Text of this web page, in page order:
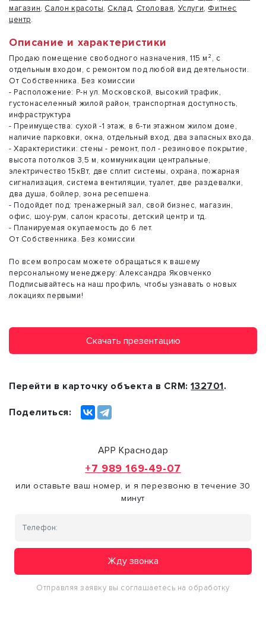
магазин, Салон красоты, Склад, Столовая, Услуги, Фитнес
центр.
Описание и характеристики
Продаю помещение свободного назначения, 115 м², с
отдельным входом, с ремонтом под любой вид деятельности.
От Собственника. Без комиссии
- Расположение: Р-н ул. Московской, высокий трафик,
густонаселенный жилой район, транспортная доступность,
инфраструктура
- Преимущества: сухой -1 этаж, в 6-ти этажном жилом доме,
наличие парковки, окна, отдельный вход, два запасных входа.
- Характеристики: стены - ремонт, пол - резиновое покрытие,
высота потолков 3,5 м, коммуникации центральные,
электричество 15кВт, две сплит системы, охрана, пожарная
сигнализация, система вентиляции, туалет, две раздевалки,
два душа, бойлер, зона ресепшена.
- Подойдет под: тренажерный зал, свой бизнес, магазин,
офис, шоу-рум, салон красоты, детский центр и тд.
- Планируемая окупаемость до 6 лет.
От Собственника. Без комиссии
По всем вопросам можете обращаться к вашему
персональному менеджеру: Александра Яковченко
Подписывайтесь на наш профиль, чтобы узнавать о новых
локациях первыми!
Скачать презентацию
Перейти в карточку объекта в CRM:132701.
Поделиться:
АРР Краснодар
+7 989 169-49-07
или оставьте ваш номер, и я перезвоню в течение 30
минут
Жду звонка
Отправляя заявку вы соглашаетесь на обработку